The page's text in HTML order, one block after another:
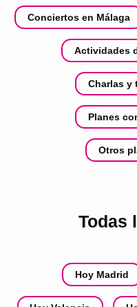
Conciertos en Málaga
Actividades
Charlas y
Planes
Otros
Todas
Hoy Madrid